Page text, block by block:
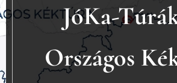
JóKa-
Országos